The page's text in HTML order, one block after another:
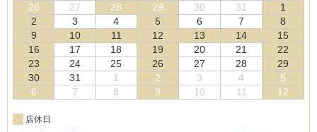
26
27 28 29 30 31
1
2
3 4 5 6 7
8
9
10 11 12 13 14
15
16
17 18 19 20 21
22
23
24 25 26 27 28
29
30
31 1 2 3 4
5
6
7 8 9 10 11 12
店休日